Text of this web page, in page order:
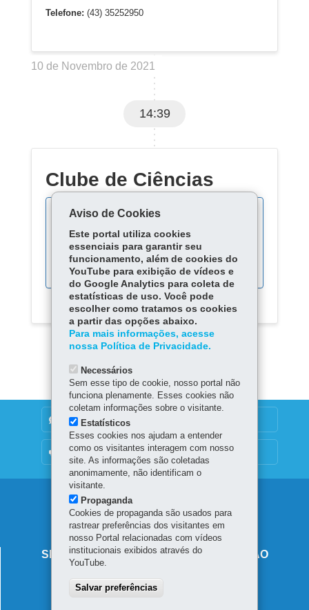
Telefone: (43) 35252950
10 de Novembro de 2021
14:39
Clube de Ciências
Acompanhe as fases do
processo:
DENUNCIE CORRUPÇÃO
OUVIDORIA
Navegação
principal
SECRETARIA DE ESTADO DA EDUCAÇÃO
80610-011-Curitiba
Aviso de Cookies
Este portal utiliza cookies
essenciais para garantir seu
funcionamento, além de cookies do
YouTube para exibição de vídeos e
do Google Analytics para coleta de
estatísticas de uso. Você pode
escolher como tratamos os cookies
a partir das opções abaixo.
Para mais informações, acesse
nossa Política de Privacidade.
Necessários
Sem esse tipo de cookie, nosso portal não
funciona plenamente. Esses cookies não
coletam informações sobre o visitante.
Estatísticos
Esses cookies nos ajudam a entender
como os visitantes interagem com nosso
site. As informações são coletadas
anonimamente, não identificam o
visitante.
Propaganda
Cookies de propaganda são usados para
rastrear preferências dos visitantes em
nosso Portal relacionadas com vídeos
institucionais exibidos através do
YouTube.
Salvar preferências